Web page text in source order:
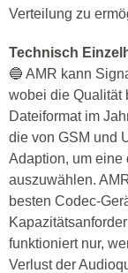
Verteilung zu
Technisch
🔵 AMR kann
wobei die Qualität
Dateiformat im
die von GSM und
Adaption, um eine
auszuwählen.
besten Codec-
funktioniert nur,
Verlust der